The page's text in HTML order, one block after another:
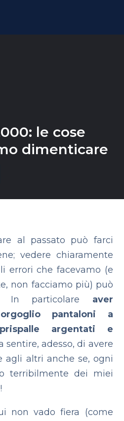
le cose
dimenticare
al passato può farci
vedere chiaramente
errori che facevamo (e
non facciamo più) può
In particolare aver
pantaloni a
argentati e
sentire, adesso, di avere
agli altri anche se, ogni
terribilmente dei miei
non vado fiera (come